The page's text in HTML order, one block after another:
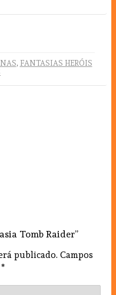
, FANTASIAS HERÓIS
Tomb Raider”
publicado. Campos
*